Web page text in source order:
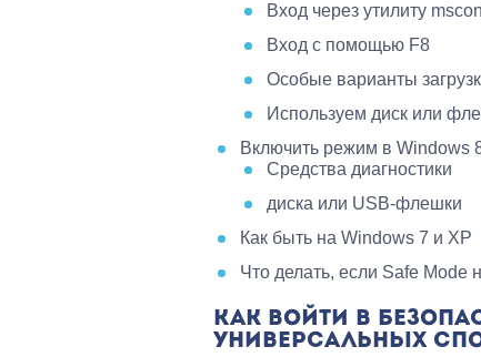
Вход через утилиту
Вход с помощью F8
Особые варианты
Используем диск или
Включить режим в Windows
Средства диагностики
диска или USB-флешки
Как быть на Windows 7 и XP
Что делать, если Safe Mode
КАК ВОЙТИ В
УНИВЕРСАЛЬНЫХ